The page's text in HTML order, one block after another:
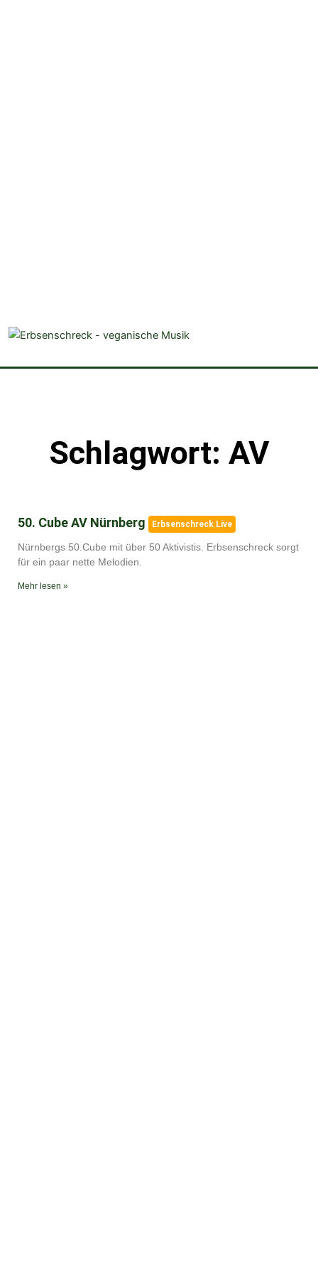
Schlagwort: AV
50. Cube AV Nürnberg Erbsenschreck Live
Nürnbergs 50.Cube mit über 50 Aktivistis. Erbsenschreck sorgt
für ein paar nette Melodien.
Mehr lesen »